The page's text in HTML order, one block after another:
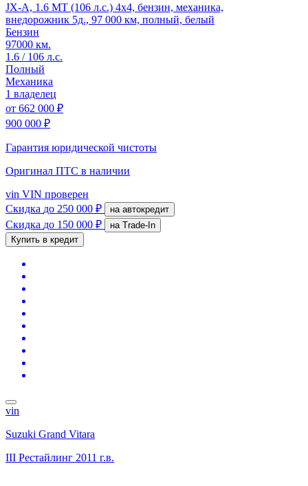
JX-A, 1.6 MT (106 л.с.) 4x4, бензин, механика,
внедорожник 5д., 97 000 км, полный, белый
Бензин
97000 км.
1.6 / 106 л.с.
Полный
Механика
1 владелец
от 662 000 ₽
900 000 ₽
Гарантия юридической чистоты
Оригинал ПТС в наличии
vin VIN проверен
Скидка до 250 000 ₽ на автокредит
Скидка до 150 000 ₽
на Trade-In
Купить в кредит
vin
Suzuki Grand Vitara
III Рестайлинг 2011 г.в.